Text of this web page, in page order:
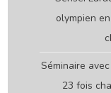
olympien
Séminaire
23 fois